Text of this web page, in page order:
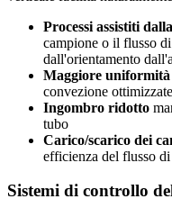
Processi assistiti
campione o il flusso
dall'orientamento
Maggiore
convezione ottimizzate
Ingombro ridotto
tubo
Carico/scarico dei
efficienza del flusso
Sistemi di controllo